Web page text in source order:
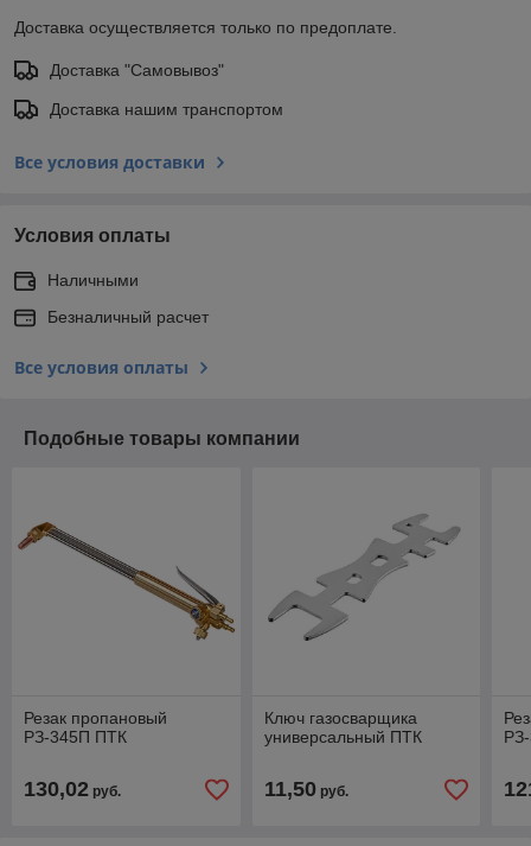
Доставка осуществляется только по предоплате.
Доставка "Самовывоз"
Доставка нашим транспортом
Все условия доставки
Условия оплаты
Наличными
Безналичный расчет
Все условия оплаты
Подобные товары компании
Резак пропановый
РЗ-345П ПТК
130,02 руб.
Ключ газосварщика
универсальный ПТК
11,50руб.